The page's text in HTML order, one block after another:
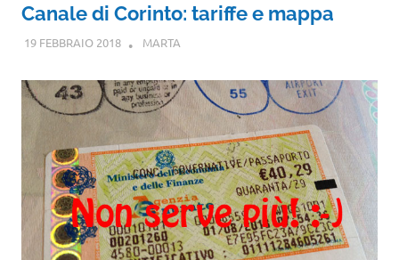
Canale di Corinto: tariffe e mappa
19 FEBBRAIO 2018 MARTA